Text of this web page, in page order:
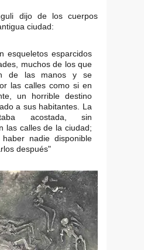
dijo de los cuerpos
ciudad:
esqueletos esparcidos
muchos de los que
de las manos y se
las calles como si en
un horrible destino
a sus habitantes. La
acostada, sin
las calles de la ciudad;
nadie disponible
después"